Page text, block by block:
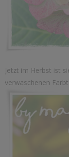
Jetzt im Herbst ist
verwaschenen